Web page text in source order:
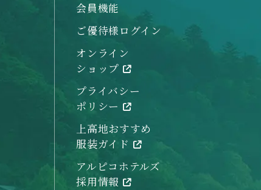
会員機能
ご優待様ログイン
オンライン
ショップ
プライバシー
ポリシー
上高地おすすめ
服装ガイド
アルピコホテルズ
採用情報